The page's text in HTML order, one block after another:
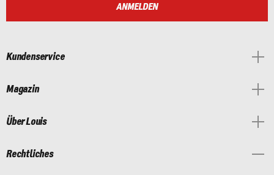
ANMELDEN
Kundenservice
Magazin
Über Louis
Rechtliches